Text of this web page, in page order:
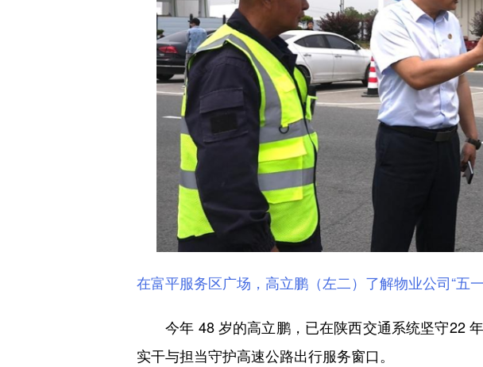
在富平服务区广场，高立鹏（左二）了解物业公司“五
今年 48 岁的高立鹏，已在陕西交通系统坚守22
实干与担当守护高速公路出行服务窗口。